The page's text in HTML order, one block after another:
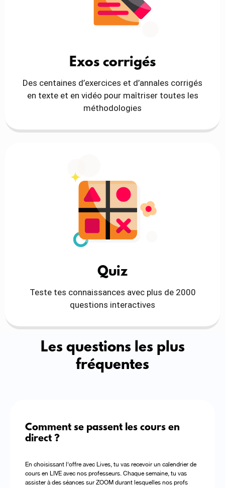
Exos corrigés
Des centaines d’exercices et d’annales corrigés
en texte et en vidéo pour maîtriser toutes les
méthodologies
Quiz
Teste tes connaissances avec plus de 2000
questions interactives
Les questions les plus
fréquentes
Comment se passent les cours en
direct ?
En choisissant l'offre avec Lives, tu vas recevoir un calendrier de
cours en LIVE avec nos professeurs. Chaque semaine, tu vas
assister à des séances sur ZOOM durant lesquelles nos profs